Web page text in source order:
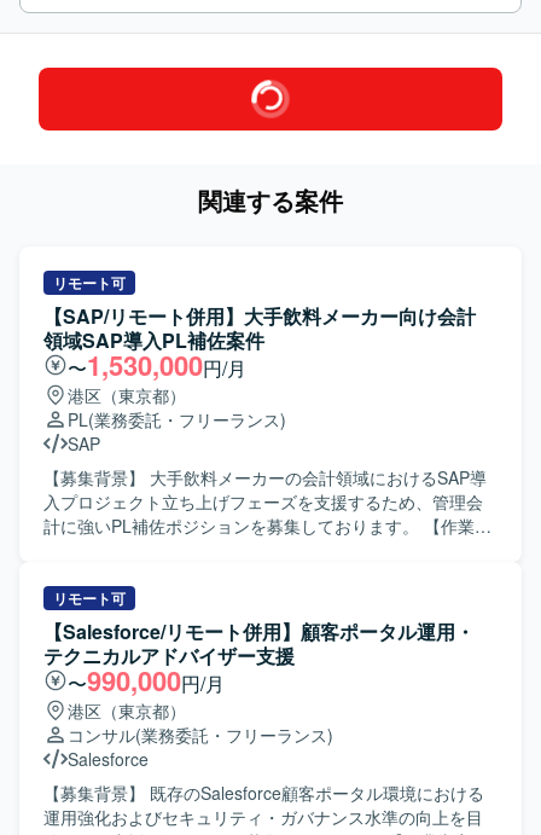
関連する案件
リモート可
【SAP/リモート併用】大手飲料メーカー向け会計
領域SAP導入PL補佐案件
〜1,530,000円/月
港区（東京都）
PL(業務委託・フリーランス)
SAP
【募集背景】 大手飲料メーカーの会計領域におけるSAP導
入プロジェクト立ち上げフェーズを支援するため、管理会
計に強いPL補佐ポジションを募集しております。 【作業内
いただきます。財務会計寄りの元請PLを管理会計の知見で
補完しつつ、エンドユーザーの要件調整・取りまとめを行
い、要望を受け止めながら最適解を提案していただきま
す。また、元請SIer側の若手メンバーのマネジメントもご担
当いただきます。 【求める人物像】 管理会計と財務会計の
双方を理解し、エンドユーザーの多様な要望に対して冷静
かつ柔軟に対応できる方を求めております。関係者とのコ
ミュニケーションを通じて合意形成を図り、プロジェクト
を前向きに推進できる方にご活躍いただきたいと考えてお
ります。 【ポジションの魅力】 大手メーカーの重要プロジ
リモート可
【Salesforce/リモート併用】顧客ポータル運用・
テクニカルアドバイザー支援
〜990,000円/月
港区（東京都）
コンサル(業務委託・フリーランス)
Salesforce
【募集背景】 既存のSalesforce顧客ポータル環境における
運用強化およびセキュリティ・ガバナンス水準の向上を目